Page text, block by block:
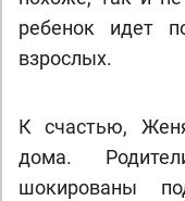
ребенок идет
взрослых.
К счастью,
дома.
шокированы